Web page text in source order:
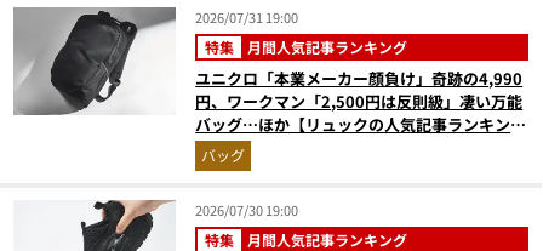
2026/07/31 19:00
特集 月間人気記事ランキング
ユニクロ「本業メーカー顔負け」奇跡の4,990
円、ワークマン「2,500円は反則級」凄い万能
バッグ…ほか【リュックの人気記事ランキング
ベスト3】（2026年6月版）
バッグ
2026/07/30 19:00
特集 月間人気記事ランキング